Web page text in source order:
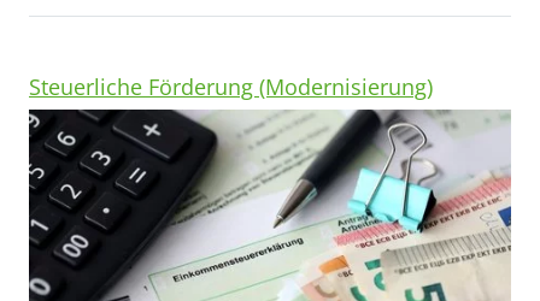
Steuerliche Förderung (Modernisierung)